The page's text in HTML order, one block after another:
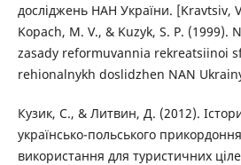
досліджень НАН України. [Kravtsiv,
Kopach, M. V., & Kuzyk, S. P. (1999).
zasady reformuvannia rekreatsiinoi
rehionalnykh doslidzhen NAN
Кузик, С., & Литвин, Д. (2012).
українсько-польського
використання для туристичних